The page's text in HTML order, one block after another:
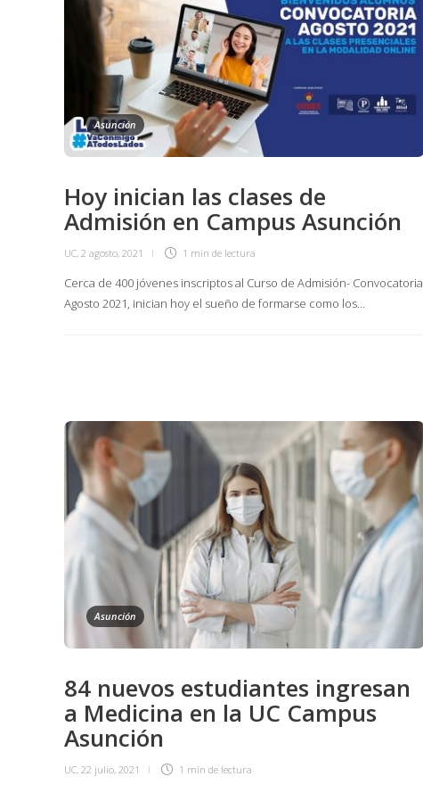
Asunción
Hoy inician las clases de
Admisión en Campus Asunción
UC, 2 agosto, 2021 1 min de lectura
Cerca de 400 jóvenes inscriptos al Curso de Admisión- Convocatoria
Agosto 2021, inician hoy el sueño de formarse como los…
Asunción
84 nuevos estudiantes ingresan
a Medicina en la UC Campus
Asunción
UC, 22 julio, 2021 1 min de lectura